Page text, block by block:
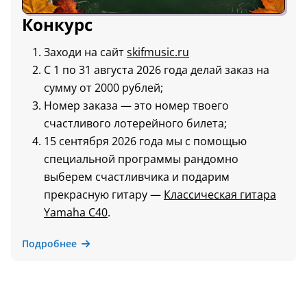
Конкурс
Заходи на сайтskifmusic.ru
С 1 по 31 августа 2026 года делай заказ на
сумму от 2000 рублей;
Номер заказа — это номер твоего
счастливого лотерейного билета;
15 сентября 2026 года мы с помощью
специальной программы рандомно
выберем счастливчика и подарим
прекрасную гитару — Классическая гитара
Yamaha C40.
Подробнее